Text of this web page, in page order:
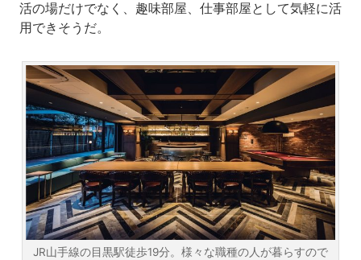
活の場だけでなく、趣味部屋、仕事部屋として気軽に活
用できそうだ。
JR山手線の目黒駅徒歩19分。様々な職種の人が暮らすので